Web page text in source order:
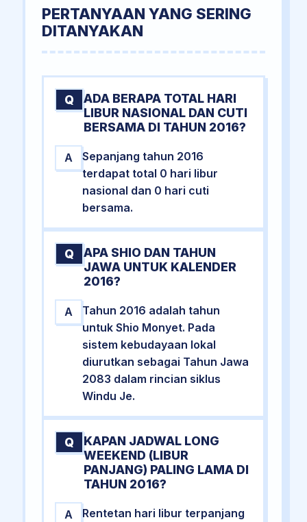
PERTANYAAN YANG SERING
DITANYAKAN
Q
ADA BERAPA TOTAL HARI
LIBUR NASIONAL DAN CUTI
BERSAMA DI TAHUN 2016?
A
Sepanjang tahun 2016
terdapat total 0 hari libur
nasional dan 0 hari cuti
bersama.
Q
APA SHIO DAN TAHUN
JAWA UNTUK KALENDER
2016?
A
Tahun 2016 adalah tahun
untuk Shio Monyet. Pada
sistem kebudayaan lokal
diurutkan sebagai Tahun Jawa
2083 dalam rincian siklus
Windu Je.
Q
KAPAN JADWAL LONG
WEEKEND (LIBUR
PANJANG) PALING LAMA DI
TAHUN 2016?
A
Rentetan hari libur terpanjang